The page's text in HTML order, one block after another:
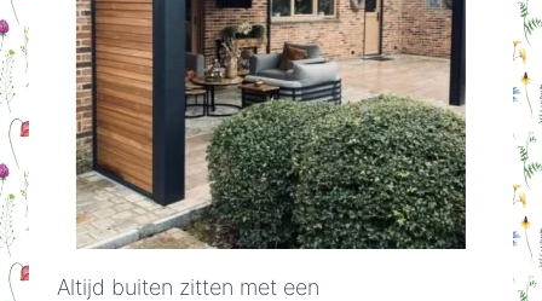
Altijd buiten zitten met een